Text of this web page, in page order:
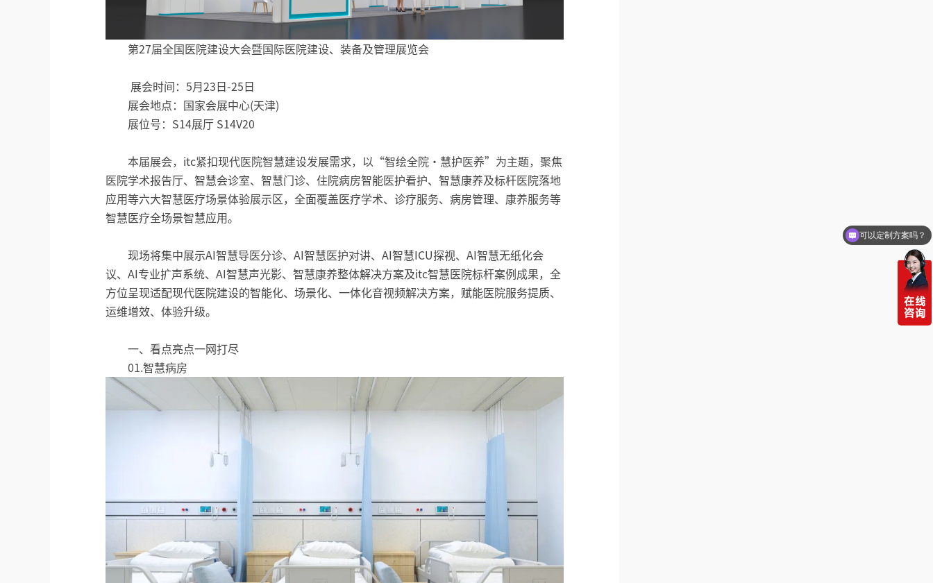
第27届全国医院建设大会暨国际医院建设、装备及管理展览会
展会时间：5月23日-25日
展会地点：国家会展中心(天津)
展位号：S14展厅 S14V20
本届展会，itc紧扣现代医院智慧建设发展需求，以“智绘全院·慧护医养”为主题，聚焦
医院学术报告厅、智慧会诊室、智慧门诊、住院病房智能医护看护、智慧康养及标杆医院落地
应用等六大智慧医疗场景体验展示区，全面覆盖医疗学术、诊疗服务、病房管理、康养服务等
智慧医疗全场景智慧应用。
现场将集中展示AI智慧导医分诊、AI智慧医护对讲、AI智慧ICU探视、AI智慧无纸化会
议、AI专业扩声系统、AI智慧声光影、智慧康养整体解决方案及itc智慧医院标杆案例成果，全
方位呈现适配现代医院建设的智能化、场景化、一体化音视频解决方案，赋能医院服务提质、
运维增效、体验升级。
一、看点亮点一网打尽
01.智慧病房
你们电话多少